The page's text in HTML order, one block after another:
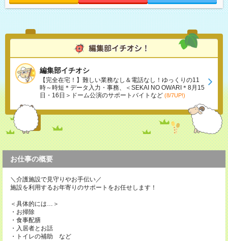
編集部イチオシ
【完全在宅！】難しい業務なし＆電話なし！ゆっくりの11
時～時短＊データ入力・事務、＜SEKAI NO OWARI＊8月15
日・16日＞ドーム公演のサポートバイトなど (8/7UP!)
お仕事の概要
＼介護施設で見守りやお手伝い／
施設を利用するお年寄りのサポートをお任せします！
＜具体的には…＞
・お掃除
・食事配膳
・入居者とお話
・トイレの補助 など